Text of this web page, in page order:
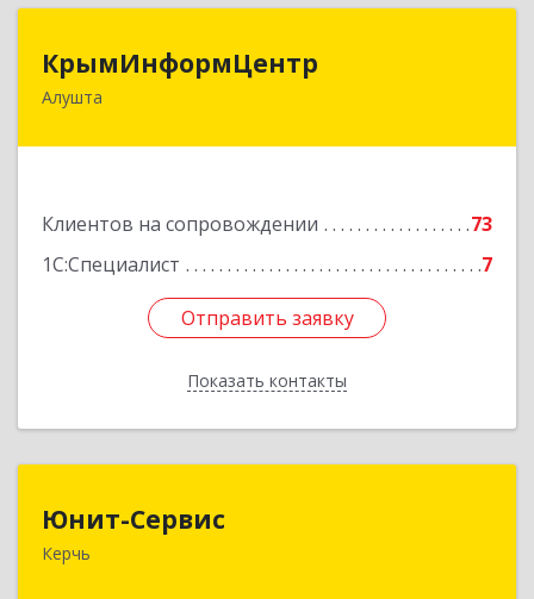
КрымИнформЦентр
Алушта
Клиентов на сопровождении
73
1С:Специалист
7
Отправить заявку
Показать контакты
298500, Крым Респ, Алушта г, Горького ул, дом
Отправить заявку
Назад
Юнит-Сервис
Керчь298300, Крым Респ, Керчь г, Кооперативный